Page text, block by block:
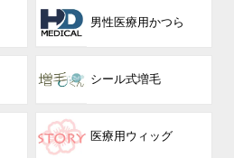
男性医療用かつら
シール式増毛
医療用ウィッグ